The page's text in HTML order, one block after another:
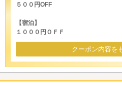
５００円OFF
【宿泊】
１０００円ＯＦＦ
クーポン内容を